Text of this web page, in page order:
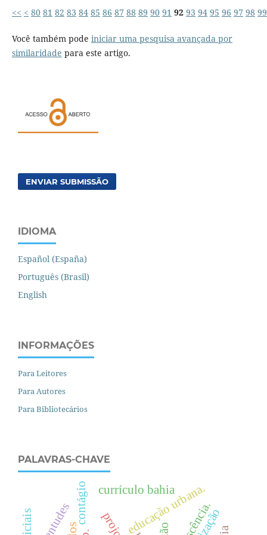
<< < 80 81 82 83 84 85 86 87 88 89 90 91 92 93 94 95 96 97 98 99
Você também pode iniciar uma pesquisa avançada por
similaridade para este artigo.
ENVIAR SUBMISSÃO
IDIOMA
Español (España)
Português (Brasil)
English
INFORMAÇÕES
Para Leitores
Para Autores
Para Bibliotecários
PALAVRAS-CHAVE
e
d
u
c
a
ç
ã
o
u
r
b
a
n
a
.
contágio currículo bahia